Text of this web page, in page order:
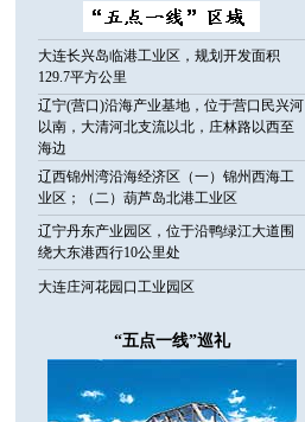
大连长兴岛临港工业区，规划开发面积
129.7平方公里
辽宁(营口)沿海产业基地，位于营口民兴河
以南，大清河北支流以北，庄林路以西至
海边
辽西锦州湾沿海经济区（一）锦州西海工
业区；（二）葫芦岛北港工业区
辽宁丹东产业园区，位于沿鸭绿江大道围
绕大东港西行10公里处
大连庄河花园口工业园区
“五点一线”巡礼